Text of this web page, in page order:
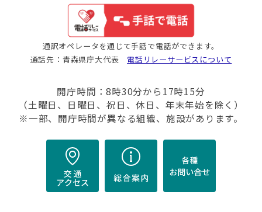
通訳オペレータを通じて手話で電話ができます。
通話先：青森県庁大代表 電話リレーサービスについて
開庁時間：8時30分から17時15分
（土曜日、日曜日、祝日、休日、年末年始を除く）
※一部、開庁時間が異なる組織、施設があります。